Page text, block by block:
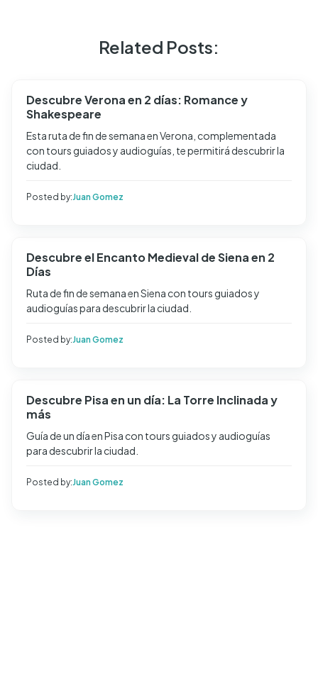
Related Posts:
Descubre Verona en 2 días: Romance y
Shakespeare
Esta ruta de fin de semana en Verona, complementada
con tours guiados y audioguías, te permitirá descubrir la
ciudad.
Posted by:Juan Gomez
Descubre el Encanto Medieval de Siena en 2
Días
Ruta de fin de semana en Siena con tours guiados y
audioguías para descubrir la ciudad.
Posted by:Juan Gomez
Descubre Pisa en un día: La Torre Inclinada y
más
Guía de un día en Pisa con tours guiados y audioguías
para descubrir la ciudad.
Posted by:Juan Gomez